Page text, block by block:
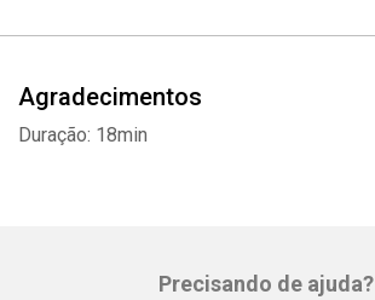
Agradecimentos
Duração: 18min
Precisando de ajuda?